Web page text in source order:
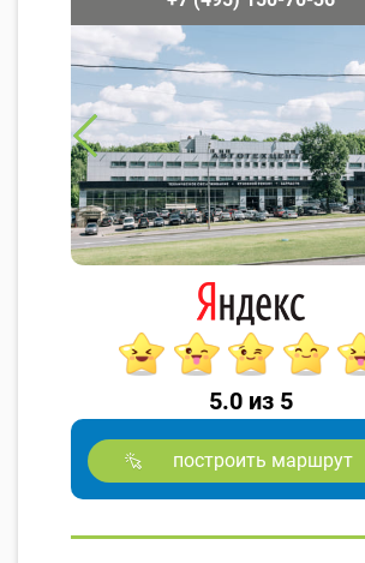
5.0 из 5
построить маршрут